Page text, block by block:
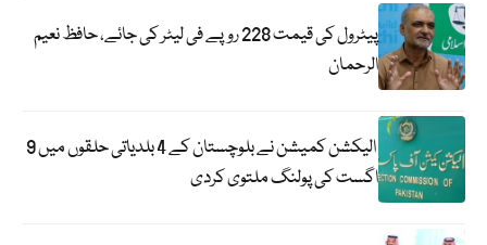
پیٹرول کی قیمت 228 روپے فی لیٹر کی جائے، حافظ نعیم
الرحمان
الیکشن کمیشن نے بلوچستان کے 4 بلدیاتی حلقوں میں 9
اگست کی پولنگ ملتوی کردی